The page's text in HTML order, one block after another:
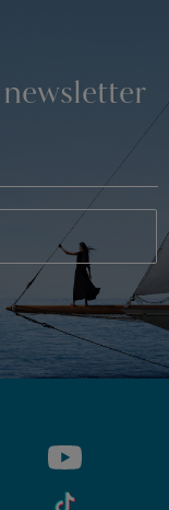
newsletter